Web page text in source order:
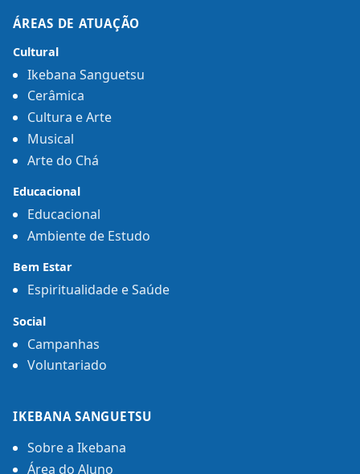
ÁREAS DE ATUAÇÃO
Cultural
Ikebana Sanguetsu
Cerâmica
Cultura e Arte
Musical
Arte do Chá
Educacional
Educacional
Ambiente de Estudo
Bem Estar
Espiritualidade e Saúde
Social
Campanhas
Voluntariado
IKEBANA SANGUETSU
Sobre a Ikebana
Área do Aluno